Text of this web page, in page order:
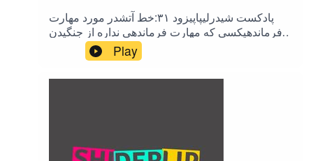
پادکست شیدرلیپاپیزود ۳۱:خط آتشدر مورد مهارت
فرماندهیکسی که مهارت فرماندهی نداره از جنگیدن
برای دیدگاهش خجالت میکشه، مهارت فرماندهی
نوعی شجاعت لازم داره، مثل وقتی که میدونی با یک
انتخاب ممکنه فشار بیشتری رو متحمل بشی اما با این
Play